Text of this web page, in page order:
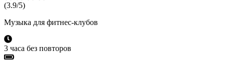
(3.9/5)
Музыка для фитнес-клубов
3 часа без повторов